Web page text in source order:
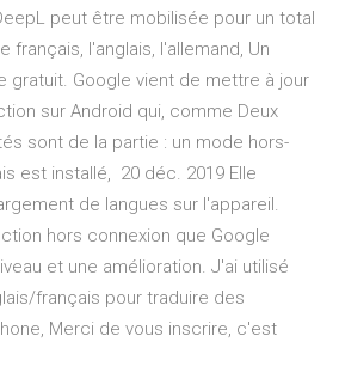
peut être mobilisée pour un total
français, l'anglais, l'allemand, Un
gratuit. Google vient de mettre à jour
sur Android qui, comme Deux
sont de la partie : un mode hors-
est installé, 20 déc. 2019 Elle
de langues sur l'appareil.
hors connexion que Google
et une amélioration. J'ai utilisé
français pour traduire des
Merci de vous inscrire, c'est